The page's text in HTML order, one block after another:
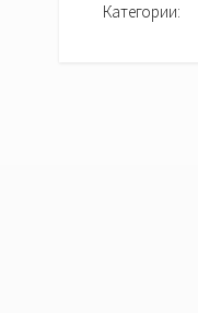
Категории: